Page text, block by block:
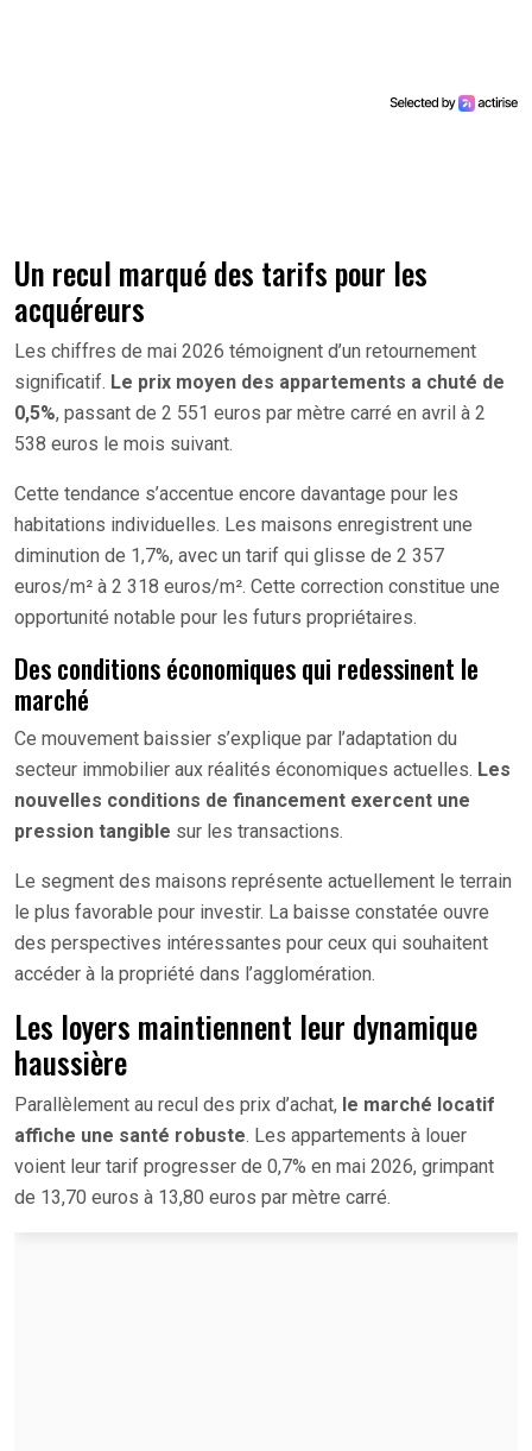
Un recul marqué des tarifs pour les
acquéreurs
Les chiffres de mai 2026 témoignent d’un retournement
significatif. Le prix moyen des appartements a chuté de
0,5%, passant de 2 551 euros par mètre carré en avril à 2
538 euros le mois suivant.
Cette tendance s’accentue encore davantage pour les
habitations individuelles. Les maisons enregistrent une
diminution de 1,7%, avec un tarif qui glisse de 2 357
euros/m² à 2 318 euros/m². Cette correction constitue une
opportunité notable pour les futurs propriétaires.
Des conditions économiques qui redessinent le
marché
Ce mouvement baissier s’explique par l’adaptation du
secteur immobilier aux réalités économiques actuelles. Les
nouvelles conditions de financement exercent une
pression tangible sur les transactions.
Le segment des maisons représente actuellement le terrain
le plus favorable pour investir. La baisse constatée ouvre
des perspectives intéressantes pour ceux qui souhaitent
accéder à la propriété dans l’agglomération.
Les loyers maintiennent leur dynamique
haussière
Parallèlement au recul des prix d’achat, le marché locatif
affiche une santé robuste. Les appartements à louer
voient leur tarif progresser de 0,7% en mai 2026, grimpant
de 13,70 euros à 13,80 euros par mètre carré.